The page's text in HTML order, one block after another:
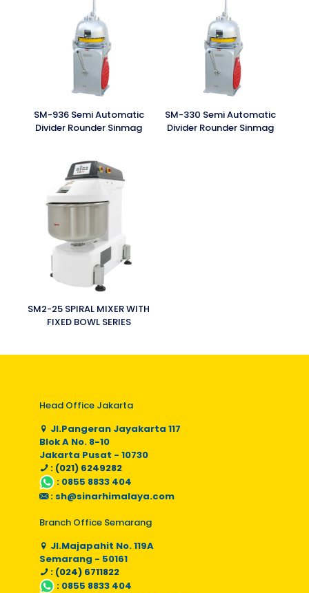
SM-936 Semi Automatic
Divider Rounder Sinmag
SM-330 Semi Automatic
Divider Rounder Sinmag
SM2-25 SPIRAL MIXER WITH
FIXED BOWL SERIES
Head Office Jakarta
Jl.Pangeran Jayakarta 117
Blok A No. 8-10
Jakarta Pusat - 10730
: (021) 6249282
: 0855 8833 404
: sh@sinarhimalaya.com
Branch Office Semarang
Jl.Majapahit No. 119A
Semarang - 50161
: (024) 6711822
: 0855 8833 404